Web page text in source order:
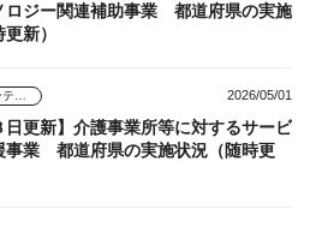
ロジー関連補助事業 都道府県の実施
新）
お役立ちコンテンツ 2026/05/01
日更新】介護事業所等に対するサービ
事業 都道府県の実施状況（随時更